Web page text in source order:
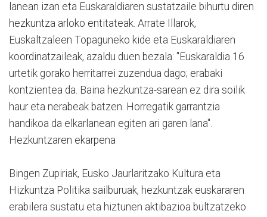
lanean izan eta Euskaraldiaren sustatzaile bihurtu diren
hezkuntza arloko entitateak. Arrate Illarok,
Euskaltzaleen Topaguneko kide eta Euskaraldiaren
koordinatzaileak, azaldu duen bezala: "Euskaraldia 16
urtetik gorako herritarrei zuzendua dago; erabaki
kontzientea da. Baina hezkuntza-sarean ez dira soilik
haur eta nerabeak batzen. Horregatik garrantzia
handikoa da elkarlanean egiten ari garen lana".
Hezkuntzaren ekarpena
Bingen Zupiriak, Eusko Jaurlaritzako Kultura eta
Hizkuntza Politika sailburuak, hezkuntzak euskararen
erabilera sustatu eta hiztunen aktibazioa bultzatzeko